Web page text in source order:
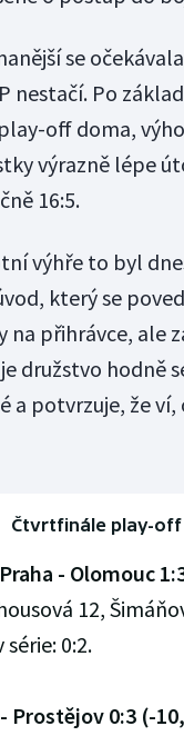
se
nestačí. Po
off doma,
výrazně lépe
16:5.
výhře to byl
který se
na přihrávce, ale
družstvo hodně
a potvrzuje, že
Čtvrtfinále play-off
- Olomouc
12,
série: 0:2.
Prostějov 0:3 (-